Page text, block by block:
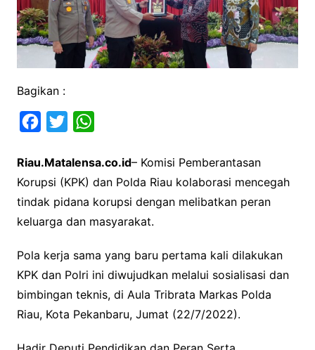
Bagikan :
c
e
b
o
o
k
i
t
t
e
a
t
s
A
p
Riau.Matalensa.co.id– Komisi Pemberantasan
Korupsi (KPK) dan Polda Riau kolaborasi mencegah
tindak pidana korupsi dengan melibatkan peran
keluarga dan masyarakat.
Pola kerja sama yang baru pertama kali dilakukan
KPK dan Polri ini diwujudkan melalui sosialisasi dan
bimbingan teknis, di Aula Tribrata Markas Polda
Riau, Kota Pekanbaru, Jumat (22/7/2022).